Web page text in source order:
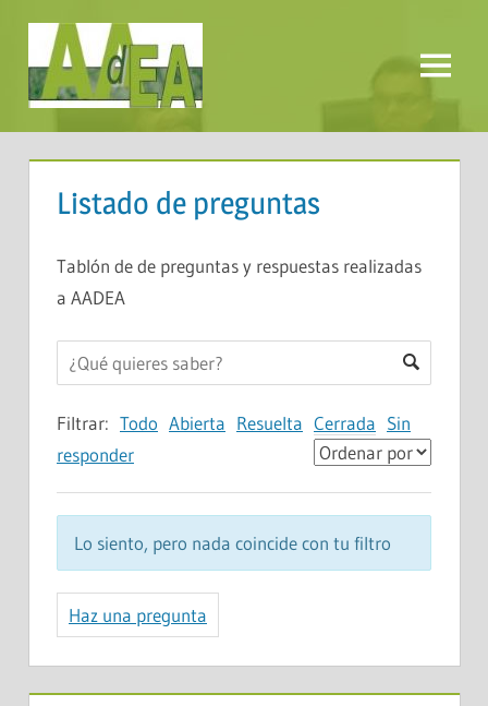
contenido
AADEA Menú
Listado de preguntas
Tablón de de preguntas y respuestas realizadas
a AADEA
Filtrar: Todo Abierta Resuelta Cerrada Sin
responder
Lo siento, pero nada coincide con tu filtro
Haz una pregunta